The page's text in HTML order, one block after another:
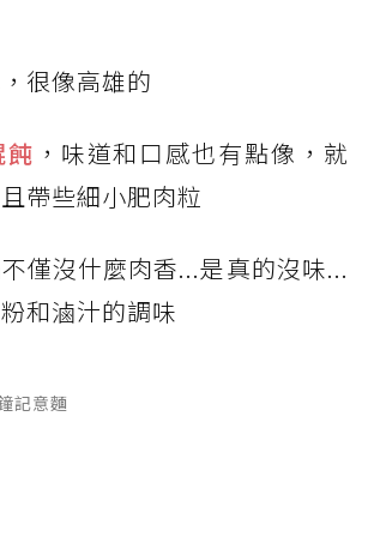
很像高雄的
飩 ，味道和口感也有點像，就
帶些細小肥肉粒
僅沒什麼肉香...是真的沒味...
和滷汁的調味
記意麵